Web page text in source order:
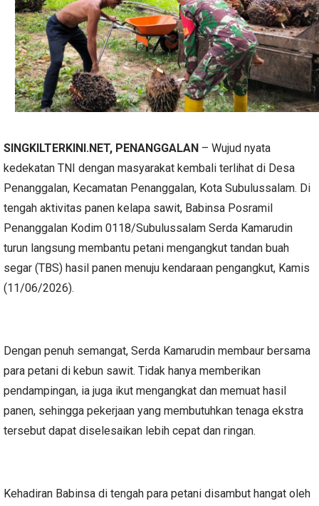
SINGKILTERKINI.NET, PENANGGALAN – Wujud nyata
kedekatan TNI dengan masyarakat kembali terlihat di Desa
Penanggalan, Kecamatan Penanggalan, Kota Subulussalam. Di
tengah aktivitas panen kelapa sawit, Babinsa Posramil
Penanggalan Kodim 0118/Subulussalam Serda Kamarudin
turun langsung membantu petani mengangkut tandan buah
segar (TBS) hasil panen menuju kendaraan pengangkut, Kamis
(11/06/2026).
Dengan penuh semangat, Serda Kamarudin membaur bersama
para petani di kebun sawit. Tidak hanya memberikan
pendampingan, ia juga ikut mengangkat dan memuat hasil
panen, sehingga pekerjaan yang membutuhkan tenaga ekstra
tersebut dapat diselesaikan lebih cepat dan ringan.
Kehadiran Babinsa di tengah para petani disambut hangat oleh